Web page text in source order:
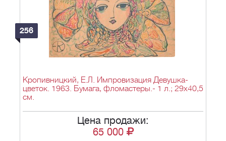
256
Кропивницкий, Е.Л. Импровизация Девушка-
цветок. 1963. Бумага, фломастеры.- 1 л.; 29х40,5
см.
Цена продажи:
65 000